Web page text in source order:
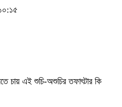
চায় এই শুচি-অশুচির তফাৎটার কি